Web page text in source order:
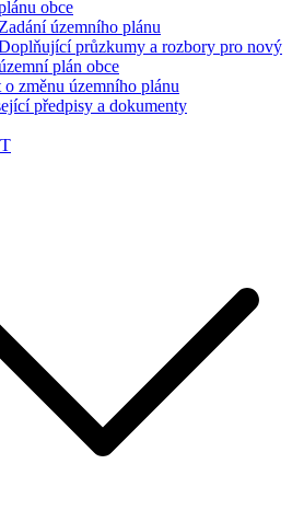
obce
Zadání územního plánu
průzkumy a rozbory pro nový
plán obce
o změnu územního plánu
předpisy a dokumenty